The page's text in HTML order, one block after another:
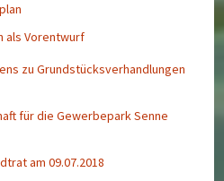
als Vorentwurf
zu Grundstücksverhandlungen
für die Gewerbepark Senne
am 09.07.2018